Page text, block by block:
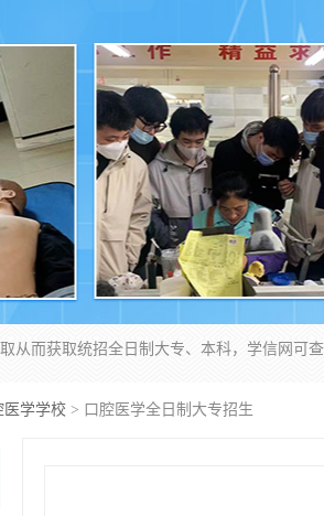
医学学校 > 口腔医学全日制大专招生